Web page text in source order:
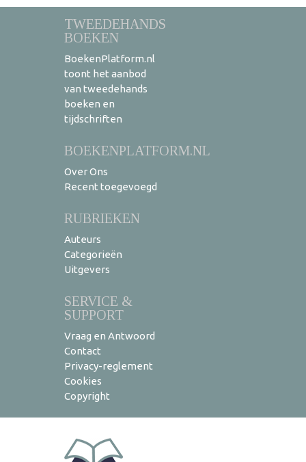
TWEEDEHANDS
BOEKEN
BoekenPlatform.nl
toont het aanbod
van tweedehands
boeken en
tijdschriften
BOEKENPLATFORM.NL
Over Ons
Recent toegevoegd
RUBRIEKEN
Auteurs
Categorieën
Uitgevers
SERVICE &
SUPPORT
Vraag en Antwoord
Contact
Privacy-reglement
Cookies
Copyright